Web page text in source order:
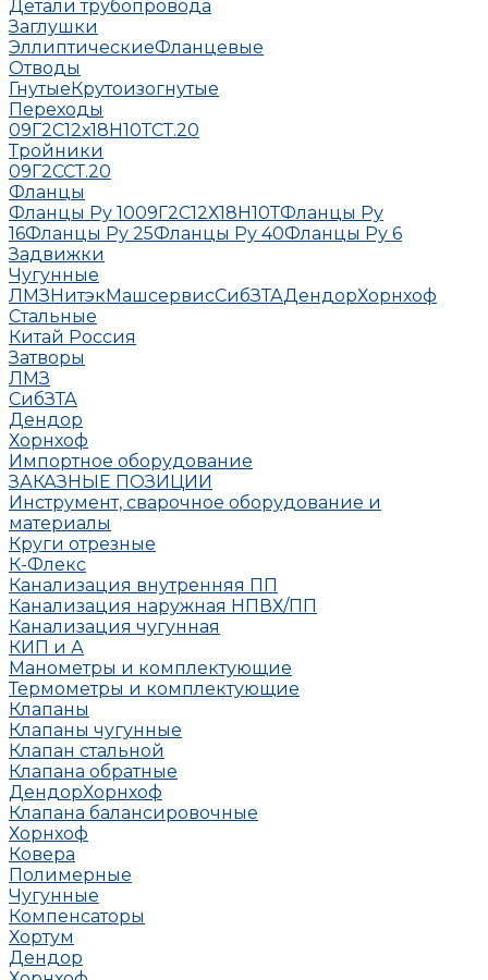
Детали трубопровода
Заглушки
ЭллиптическиеФланцевые
Отводы
ГнутыеКрутоизогнутые
Переходы
09Г2С12х18Н10ТСТ.20
Тройники
09Г2ССТ.20
Фланцы
Фланцы Ру 1009Г2С12Х18Н10ТФланцы Ру
16Фланцы Ру 25Фланцы Ру 40Фланцы Ру 6
Задвижки
Чугунные
ЛМЗНитэкМашсервисСибЗТАДендорХорнхоф
Стальные
Китай Россия
Затворы
ЛМЗ
СибЗТА
Дендор
Хорнхоф
Импортное оборудование
ЗАКАЗНЫЕ ПОЗИЦИИ
Инструмент, сварочное оборудование и
материалы
Круги отрезные
К-Флекс
Канализация внутренняя ПП
Канализация наружная НПВХ/ПП
Канализация чугунная
КИП и А
Манометры и комплектующие
Термометры и комплектующие
Клапаны
Клапаны чугунные
Клапан стальной
Клапана обратные
ДендорХорнхоф
Клапана балансировочные
Хорнхоф
Ковера
Полимерные
Чугунные
Компенсаторы
Хортум
Дендор